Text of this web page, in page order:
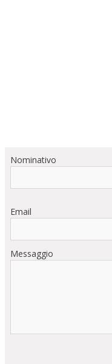
Nominativo
Email
Messaggio